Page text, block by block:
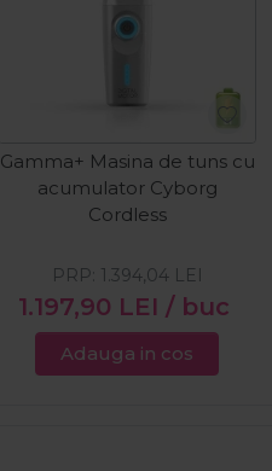
Gamma+ Masina de tuns cu
acumulator Cyborg
Cordless
1.197,90 LEI / buc
PRP: 1.394,04 LEI
Adauga in cos